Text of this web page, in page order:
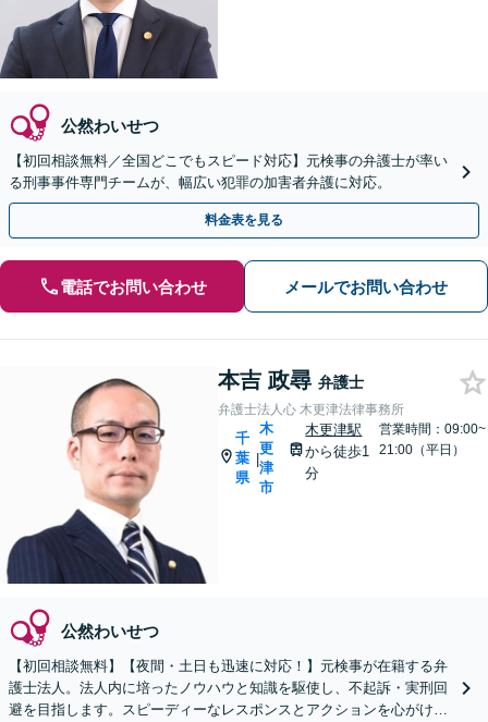
公然わいせつ
【初回相談無料／全国どこでもスピード対応】元検事の弁護士が率い
る刑事事件専門チームが、幅広い犯罪の加害者弁護に対応。
料金表を見る
電話でお問い合わせ メールでお問い合わせ
本吉 政尋 弁護士
弁護士法人心 木更津法律事務所
千
葉
県
|
木
更
津
市
木更津駅
から徒歩1
分
営業時間：09:00~
21:00（平日）
公然わいせつ
【初回相談無料】【夜間・土日も迅速に対応！】元検事が在籍する弁
護士法人。法人内に培ったノウハウと知識を駆使し、不起訴・実刑回
避を目指します。スピーディーなレスポンスとアクションを心がけ、